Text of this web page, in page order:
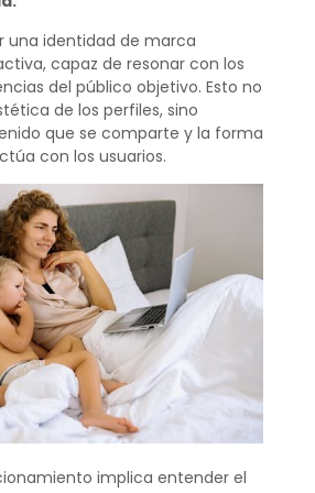
una identidad de marca
capaz de resonar con los
del público objetivo. Esto no
de los perfiles, sino
que se comparte y la forma
con los usuarios.
implica entender el